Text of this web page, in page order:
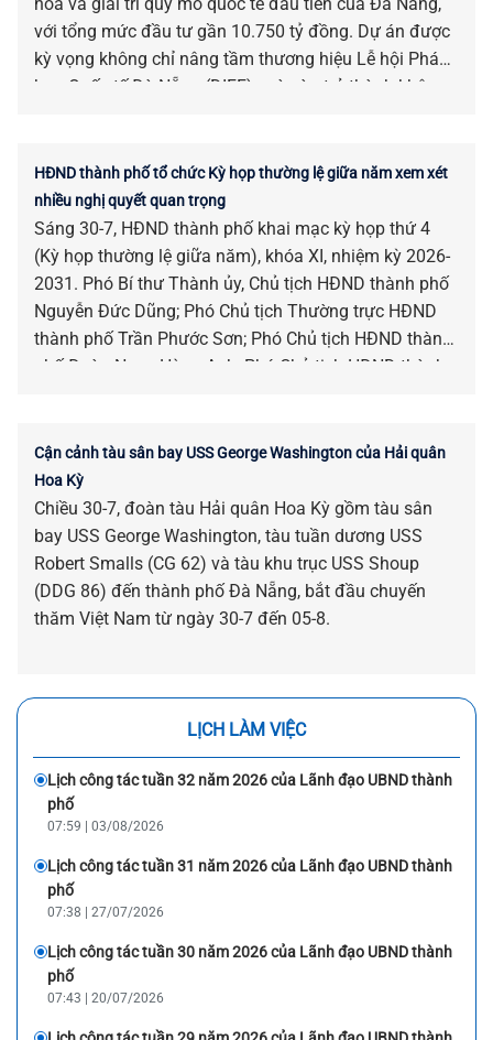
với tổng mức đầu tư gần 10.750 tỷ đồng. Dự án được
kỳ vọng không chỉ nâng tầm thương hiệu Lễ hội Pháo
hoa Quốc tế Đà Nẵng (DIFF), mà còn trở thành không
HĐND thành phố tổ chức Kỳ họp thường lệ giữa năm xem xét
nhiều nghị quyết quan trọng
Sáng 30-7, HĐND thành phố khai mạc kỳ họp thứ 4
(Kỳ họp thường lệ giữa năm), khóa XI, nhiệm kỳ 2026-
2031. Phó Bí thư Thành ủy, Chủ tịch HĐND thành phố
Nguyễn Đức Dũng; Phó Chủ tịch Thường trực HĐND
thành phố Trần Phước Sơn; Phó Chủ tịch HĐND thành
phố Đoàn Ngọc Hùng Anh; Phó Chủ tịch HĐND thành
Cận cảnh tàu sân bay USS George Washington của Hải quân
Hoa Kỳ
Chiều 30-7, đoàn tàu Hải quân Hoa Kỳ gồm tàu sân
bay USS George Washington, tàu tuần dương USS
Robert Smalls (CG 62) và tàu khu trục USS Shoup
(DDG 86) đến thành phố Đà Nẵng, bắt đầu chuyến
thăm Việt Nam từ ngày 30-7 đến 05-8.
LỊCH LÀM VIỆC
Lịch công tác tuần 32 năm 2026 của Lãnh đạo UBND thành
phố
07:59 | 03/08/2026
Lịch công tác tuần 31 năm 2026 của Lãnh đạo UBND thành
phố
07:38 | 27/07/2026
Lịch công tác tuần 30 năm 2026 của Lãnh đạo UBND thành
phố
07:43 | 20/07/2026